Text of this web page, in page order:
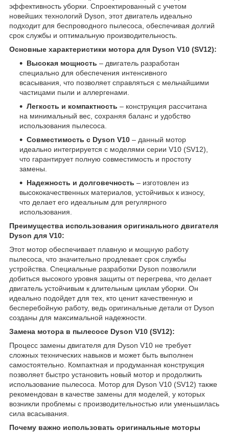
эффективность уборки. Спроектированный с учетом
новейших технологий Dyson, этот двигатель идеально
подходит для беспроводного пылесоса, обеспечивая долгий
срок службы и оптимальную производительность.
Основные характеристики мотора для Dyson V10 (SV12):
Высокая мощность – двигатель разработан
специально для обеспечения интенсивного
всасывания, что позволяет справляться с мельчайшими
частицами пыли и аллергенами.
Легкость и компактность – конструкция рассчитана
на минимальный вес, сохраняя баланс и удобство
использования пылесоса.
Совместимость с Dyson V10 – данный мотор
идеально интегрируется с моделями серии V10 (SV12),
что гарантирует полную совместимость и простоту
замены.
Надежность и долговечность – изготовлен из
высококачественных материалов, устойчивых к износу,
что делает его идеальным для регулярного
использования.
Преимущества использования оригинального двигателя
Dyson для V10:
Этот мотор обеспечивает плавную и мощную работу
пылесоса, что значительно продлевает срок службы
устройства. Специальные разработки Dyson позволили
добиться высокого уровня защиты от перегрева, что делает
двигатель устойчивым к длительным циклам уборки. Он
идеально подойдет для тех, кто ценит качественную и
бесперебойную работу, ведь оригинальные детали от Dyson
созданы для максимальной надежности.
Замена мотора в пылесосе Dyson V10 (SV12):
Процесс замены двигателя для Dyson V10 не требует
сложных технических навыков и может быть выполнен
самостоятельно. Компактная и продуманная конструкция
позволяет быстро установить новый мотор и продолжить
использование пылесоса. Мотор для Dyson V10 (SV12) также
рекомендован в качестве замены для моделей, у которых
возникли проблемы с производительностью или уменьшилась
сила всасывания.
Почему важно использовать оригинальные моторы